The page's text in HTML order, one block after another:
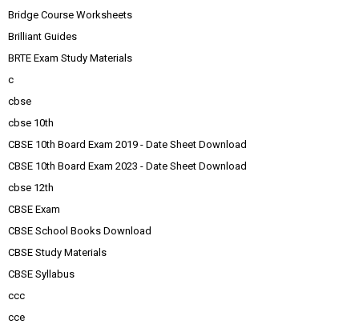
Bridge Course Worksheets
Brilliant Guides
BRTE Exam Study Materials
c
cbse
cbse 10th
CBSE 10th Board Exam 2019 - Date Sheet Download
CBSE 10th Board Exam 2023 - Date Sheet Download
cbse 12th
CBSE Exam
CBSE School Books Download
CBSE Study Materials
CBSE Syllabus
ccc
cce